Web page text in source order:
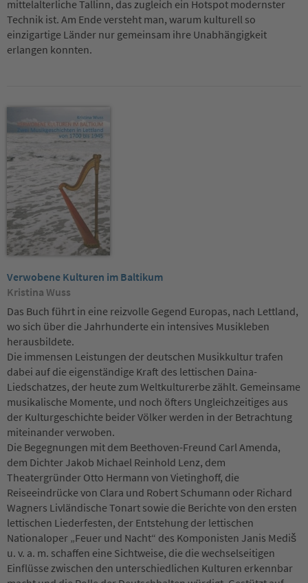
mittelalterlicheTallinn, das zugleich ein Hotspot modernster
Technik ist. Am Ende versteht man, warum kulturell so
einzigartige Länder nur gemeinsam ihre Unabhängigkeit
erlangen konnten.
Verwobene Kulturen im Baltikum
Kristina Wuss
Das Buch führt in eine reizvolle Gegend Europas, nach Lettland,
wo sich über die Jahrhunderte ein intensives Musikleben
herausbildete.
Die immensen Leistungen der deutschen Musikkultur trafen
dabei auf die eigenständige Kraft des lettischen Daina-
Liedschatzes, der heute zum Weltkulturerbe zählt. Gemeinsame
musikalische Momente, und noch öfters Ungleichzeitiges aus
der Kulturgeschichte beider Völker werden in der Betrachtung
miteinander verwoben.
Die Begegnungen mit dem Beethoven-Freund Carl Amenda,
dem Dichter Jakob Michael Reinhold Lenz, dem
Theatergründer Otto Hermann von Vietinghoff, die
Reiseeindrücke von Clara und Robert Schumann oder Richard
Wagners Livländische Tonart sowie die Berichte von den ersten
lettischen Liederfesten, der Entstehung der lettischen
Nationaloper „Feuer und Nacht“ des Komponisten Janis Mediš
u. v. a. m. schaffen eine Sichtweise, die die wechselseitigen
Einflüsse zwischen den unterschiedlichen Kulturen erkennbar